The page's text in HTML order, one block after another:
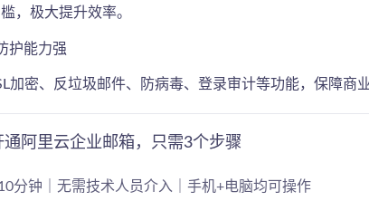
，极大提升效率。
护能力强
加密、反垃圾邮件、防病毒、登录审计等功能，保障商
通阿里云企业邮箱，只需3个步骤
分钟｜无需技术人员介入｜手机+电脑均可操作